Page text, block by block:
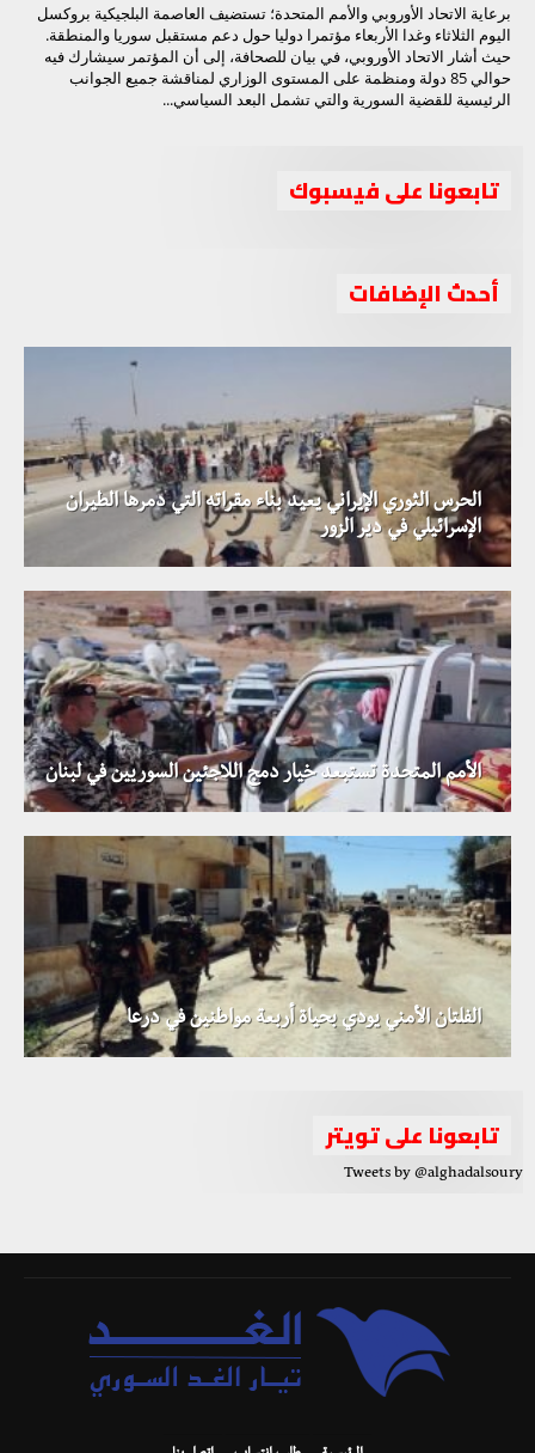
برعاية الاتحاد الأوروبي والأمم المتحدة؛ تستضيف العاصمة البلجيكية بروكسل
اليوم الثلاثاء وغدا الأربعاء مؤتمرا دوليا حول دعم مستقبل سوريا والمنطقة.
حيث أشار الاتحاد الأوروبي، في بيان للصحافة، إلى أن المؤتمر سيشارك فيه
حوالي 85 دولة ومنظمة على المستوى الوزاري لمناقشة جميع الجوانب
الرئيسية للقضية السورية والتي تشمل البعد السياسي...
تابعونا على فيسبوك
أحدث الإضافات
الحرس الثوري الإيراني يعيد بناء مقراته التي دمرها الطيران
الإسرائيلي في دير الزور
الأمم المتحدة تستبعد خيار دمج اللاجئين السوريين في لبنان
الفلتان الأمني يودي بحياة أربعة مواطنين في درعا
الأمم المتحدة تعلن تشكيل اللجنة الدستورية السورية
تابعونا على تويتر
Tweets by @alghadalsoury